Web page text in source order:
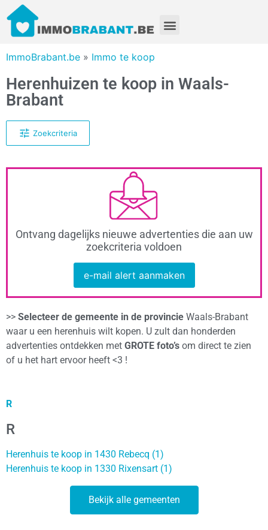
ImmoBrabant.be » Immo te koop
Herenhuizen te koop in Waals-
Brabant
Zoekcriteria
Ontvang dagelijks nieuwe advertenties die aan uw
zoekcriteria voldoen
e-mail alert aanmaken
>> Selecteer de gemeente in de provincie Waals-Brabant
waar u een herenhuis wilt kopen. U zult dan honderden
advertenties ontdekken met GROTE foto’s om direct te zien
of u het hart ervoor heeft <3 !
R
R
Herenhuis te koop in 1430 Rebecq (1)
Herenhuis te koop in 1330 Rixensart (1)
Bekijk alle gemeenten